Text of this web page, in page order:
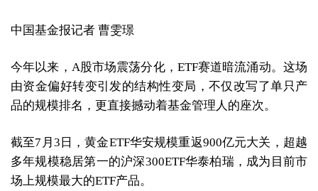
中国基金报记者 曹雯璟
今年以来，A股市场震荡分化，ETF赛道暗流涌动。这场
由资金偏好转变引发的结构性变局，不仅改写了单只产
品的规模排名，更直接撼动着基金管理人的座次。
截至7月3日，黄金ETF华安规模重返900亿元大关，超越
多年规模稳居第一的沪深300ETF华泰柏瑞，成为目前市
场上规模最大的ETF产品。